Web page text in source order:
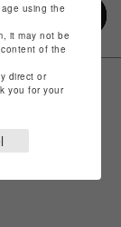
using the
it may not be
of the
direct or
you for your